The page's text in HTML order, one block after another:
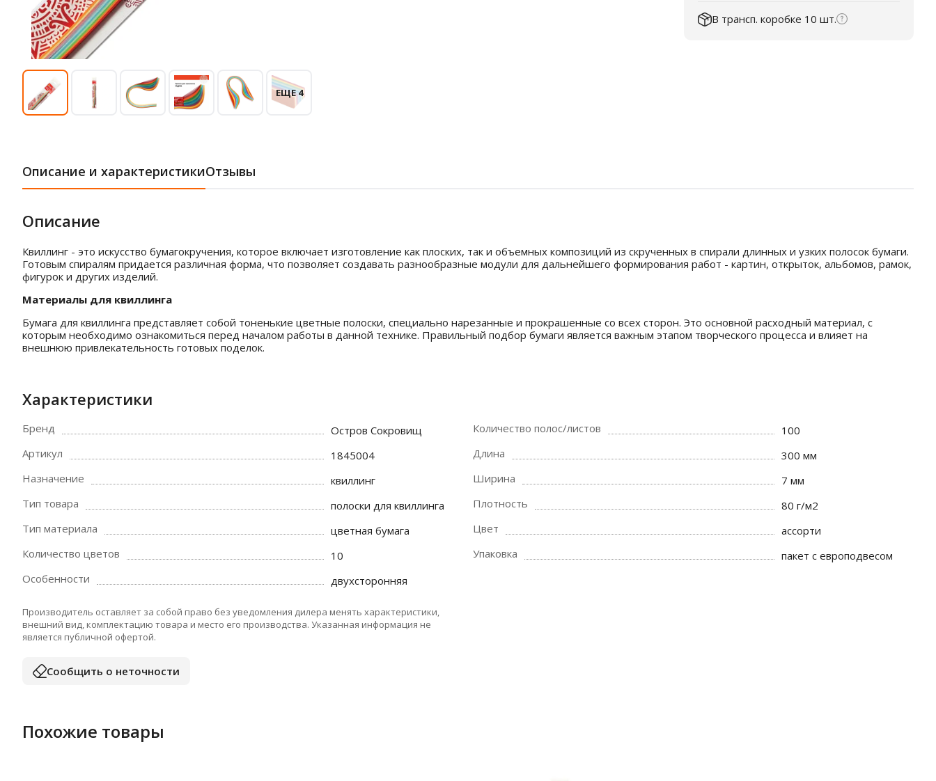
ЕЩЕ 4
В трансп. коробке 10 шт.
Описание и характеристикиОтзывы
Описание
Квиллинг - это искусство бумагокручения, которое включает изготовление как плоских, так и объемных композиций из скрученных в спирали длинных и узких полосок бумаги.
Готовым спиралям придается различная форма, что позволяет создавать разнообразные модули для дальнейшего формирования работ - картин, открыток, альбомов, рамок,
фигурок и других изделий.
Материалы для квиллинга
Бумага для квиллинга представляет собой тоненькие цветные полоски, специально нарезанные и прокрашенные со всех сторон. Это основной расходный материал, с
которым необходимо ознакомиться перед началом работы в данной технике. Правильный подбор бумаги является важным этапом творческого процесса и влияет на
внешнюю привлекательность готовых поделок.
Характеристики
Бренд
Остров Сокровищ
Артикул
1845004
Назначение
квиллинг
Тип товара
полоски для квиллинга
Тип материала
цветная бумага
Количество цветов
10
Особенности
двухсторонняя
Количество полос/листов
100
Длина
300 мм
Ширина
7 мм
Плотность
80 г/м2
Цвет
ассорти
Упаковка
пакет с европодвесом
Производитель оставляет за собой право без уведомления дилера менять характеристики,
внешний вид, комплектацию товара и место его производства. Указанная информация не
является публичной офертой.
Сообщить о неточности
Похожие товары